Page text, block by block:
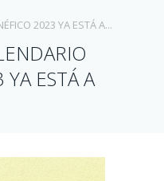
2023 YA ESTÁ A...
ESTÁ A